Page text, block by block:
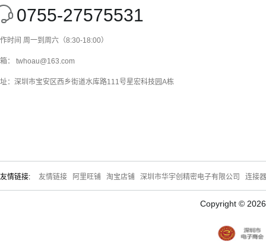
0755-27575531
时间 周一到周六（8:30-18:00）
： twhoau@163.com
：深圳市宝安区西乡街道水库路111号星宏科技园A栋
友情链接: 友情链接 阿里旺铺 淘宝店铺 深圳市华宇创精密电子有限公司 连接
Copyright ©